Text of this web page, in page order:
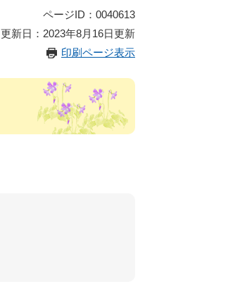
ページID：0040613
更新日：2023年8月16日更新
印刷ページ表示